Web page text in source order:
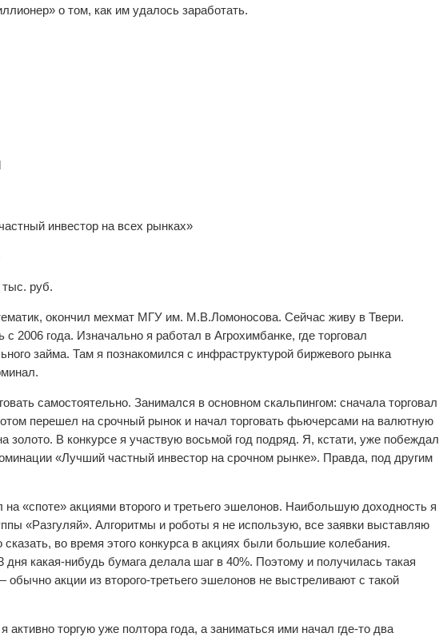
о том, как им удалось заработать.
инвестор на всех рынках»
руб.
окончил мехмат МГУ им. М.В.Ломоносова. Сейчас живу в Твери.
2006 года. Изначально я работал в Агрохимбанке, где торговал
займа. Там я познакомился с инфраструктурой биржевого рынка
самостоятельно. Занимался в основном скальпингом: сначала торговал
перешел на срочный рынок и начал торговать фьючерсами на валютную
золото. В конкурсе я участвую восьмой год подряд. Я, кстати, уже побеждал
«Лучший частный инвестор на срочном рынке». Правда, под другим
на «споте» акциями второго и третьего эшелонов. Наибольшую доходность я
«Разгуляй». Алгоритмы и роботы я не использую, все заявки выставляю
во время этого конкурса в акциях были большие колебания.
дня какая-нибудь бумага делала шаг в 40%. Поэтому и получилась такая
акции из второго-третьего эшелонов не выстреливают с такой
торгую уже полтора года, а заниматься ими начал где-то два